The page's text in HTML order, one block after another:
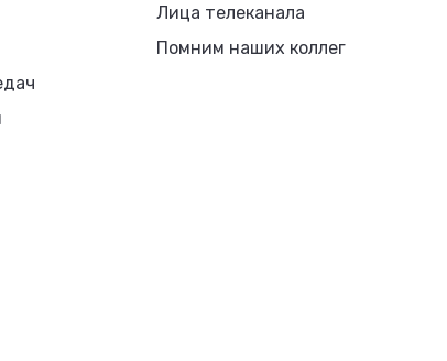
Лица телеканала
Помним наших коллег